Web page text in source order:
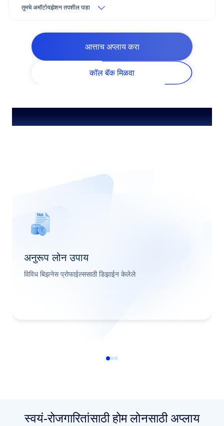
तुमचे अमॉर्टायझेशन तपशील पाहा
आत्ताच अप्लाय करा
कॉल बॅक मिळवा
विशेष वैशिष्ट्ये आणि ऑफर
अनुरूप लोन उपाय
विविध बिझनेस प्रोफाईल्ससाठी डिझाईन केलेले
स्वयं-रोजगारितांसाठी होम लोनसाठी अप्लाय